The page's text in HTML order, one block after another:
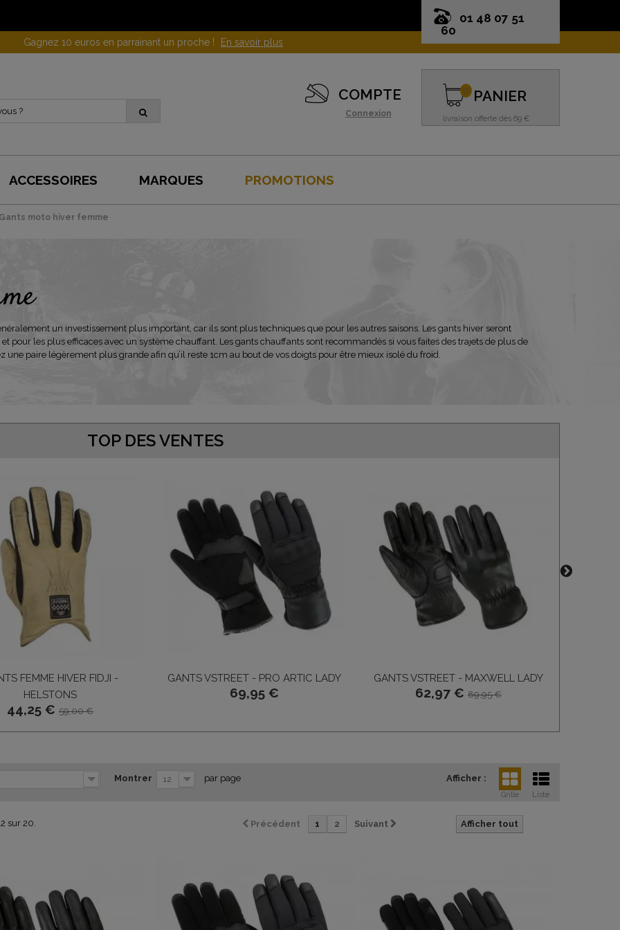
01 48 07 51
60
Gagnez 10 euros en parrainant un proche ! En savoir plus
COMPTE
Connexion
PANIER
livraison offerte dès 69 €
0
ACCESSOIRES MARQUES PROMOTIONS
moto hiver femme
un investissement plus important, car ils sont plus techniques que pour les autres saisons. Les gants hiver seront
pour les plus efficaces avec un système chauffant. Les gants chauffants sont recommandés si vous faites des trajets de plus de
paire légèrement plus grande afin qu’il reste 1cm au bout de vos doigts pour être mieux isolé du froid.
TOP DES VENTES
FEMME HIVER FIDJI -
HELSTONS
44,25 € 59,00 €
GANTS VSTREET - PRO ARTIC LADY
69,95 €
GANTS VSTREET - MAXWELL LADY
62,97 € 89,95 €
Afficher :
Grille Liste
Montrer 12 par page
Afficher tout
Précédent 1 2 Suivant
sur 20.